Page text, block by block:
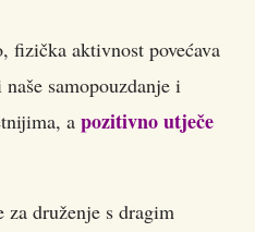
fizička aktivnost povećava
samopouzdanje i
a pozitivno utječe
druženje s dragim